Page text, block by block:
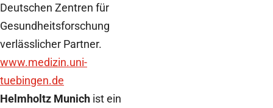
Deutschen Zentren für
Gesundheitsforschung
verlässlicher Partner.
www.medizin.uni-
tuebingen.de
Helmholtz Munich ist ein